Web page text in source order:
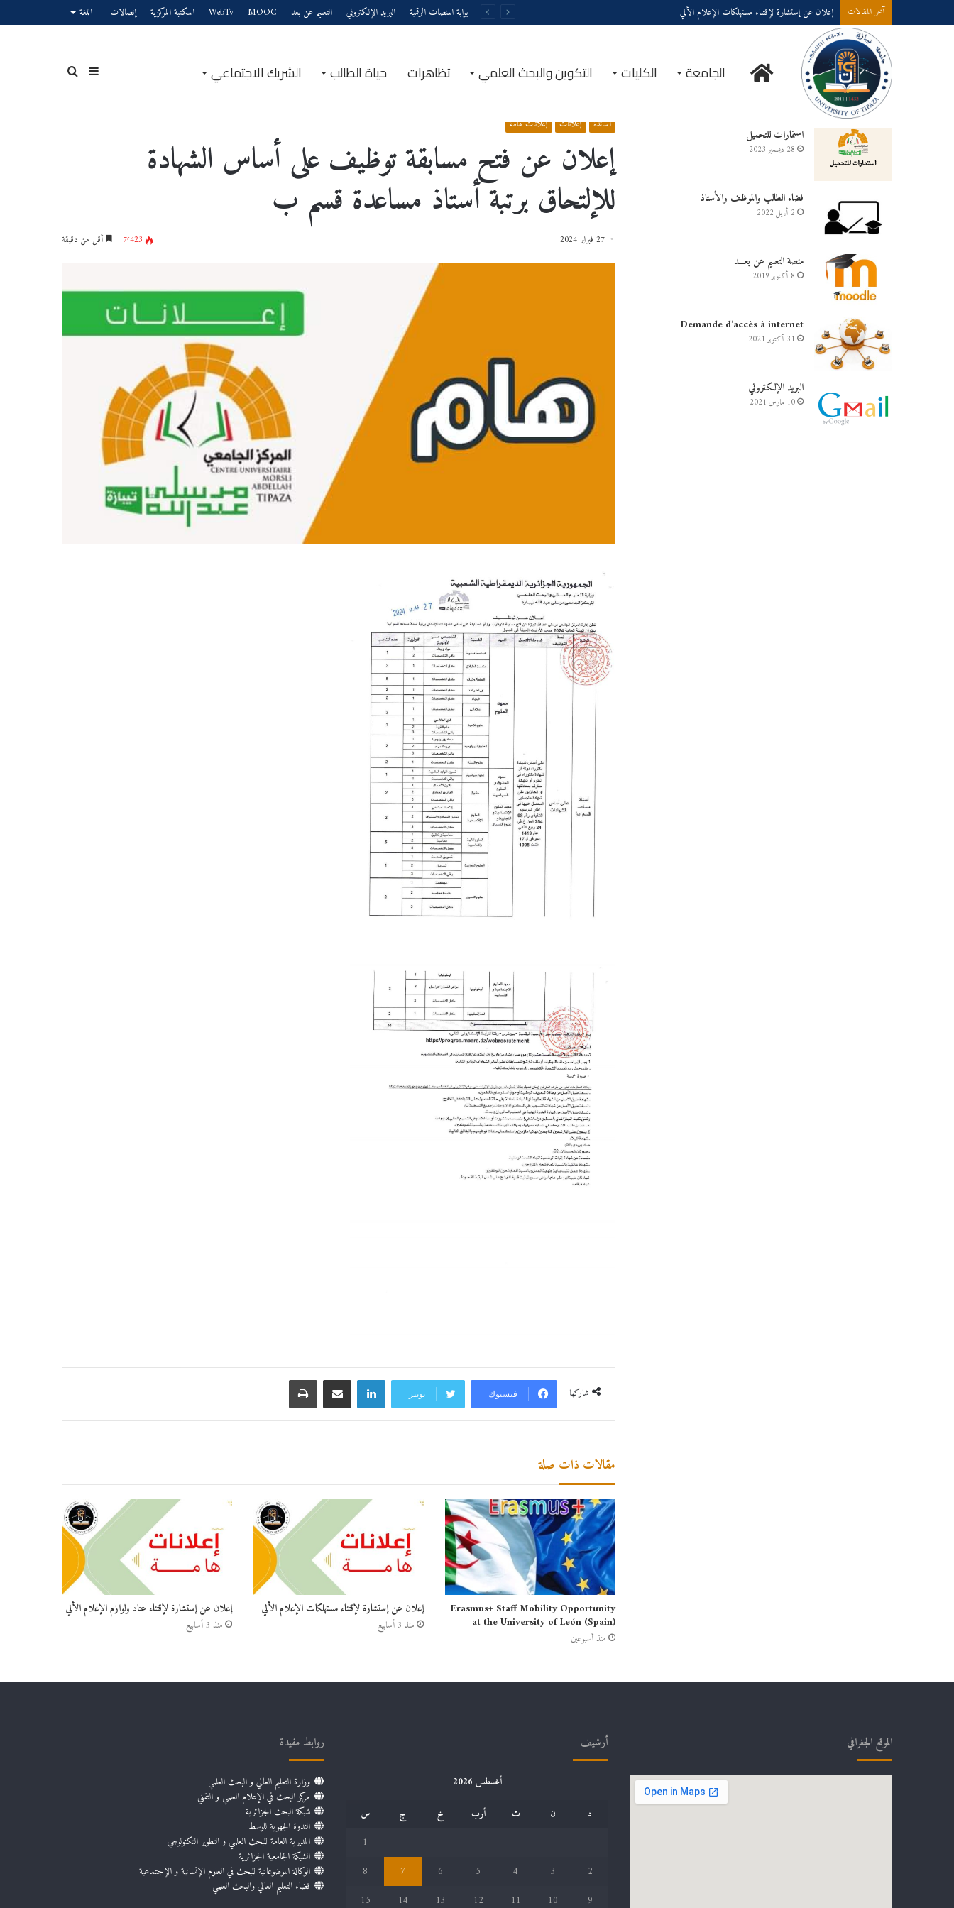
آخر المقالات إعلان عن إستشارة لإقتناء مستهلكات الإعلام الألي بوابة المنصات الرقمية البريد الإلكتروني التعليم عن بعد MOOC
WebTv المكتبة المركزية إتصالات اللغة
الرئيسيةالجامعة الكليات التكوين والبحث العلمي تظاهرات حياة الطالب الشريك الاجتماعي بحثإضافة
أساتذة إعلانات إعلانات هامة
إعلان عن فتح مسابقة توظيف على أساس الشهادة
للإلتحاق برتبة أستاذ مساعدة قسم ب
27 فبراير 2024 7٬423 أقل من دقيقة
شاركها فيسبوك تويتر
لينكدإن مشاركة عبر البريد طباعة
مقالات ذات صلة
Erasmus+ Staff Mobility Opportunity
at the University of León (Spain)
منذ أسبوعين
إعلان عن إستشارة لإقتناء مستهلكات الإعلام الألي
منذ 3 أسابيع
إعلان عن إستشارة لإقتناء عتاد ولوازم الإعلام الألي
منذ 3 أسابيع
خدمــــات على الخـط
استمارات للتحميل
28 ديسمبر 2023
فضاء الطالب والموظف والأستاذ
2 أبريل 2022
منصة التعليم عن بعـــد
8 أكتوبر 2019
Demande d’accès à internet
31 أكتوبر 2021
البريد الإلكتروني
10 مارس 2021
الموقع الجغرافي أرشيف
أغسطس 2026
د
ن ث أرب خ ج
س
1
2
3
4
5
6
7
8
9
10
11
12
13
14
15
روابط مفيدة
وزارة التعليم العالي و البحث العلمي
مركز البحث في الإعلام العلمي و التقني
شبكة البحث الجزائرية
الندوة الجهوية للوسط
المديرية العامة للبحث العلمي و التطوير التكنولوجي
الشبكة الجامعية الجزائرية
الوكالة الموضوعاتية للبحث في العلوم الإنسانية و الإجتماعية
فضاء التعليم العالي والبحث العلمي